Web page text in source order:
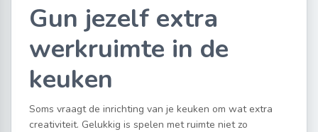
Gun jezelf extra
werkruimte in de
keuken
Soms vraagt de inrichting van je keuken om wat extra
creativiteit. Gelukkig is spelen met ruimte niet zo